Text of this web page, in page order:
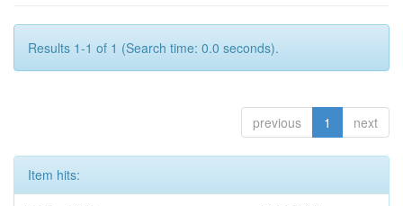
Results 1-1 of 1 (Search time: 0.0 seconds).
previous 1 next
Item hits: